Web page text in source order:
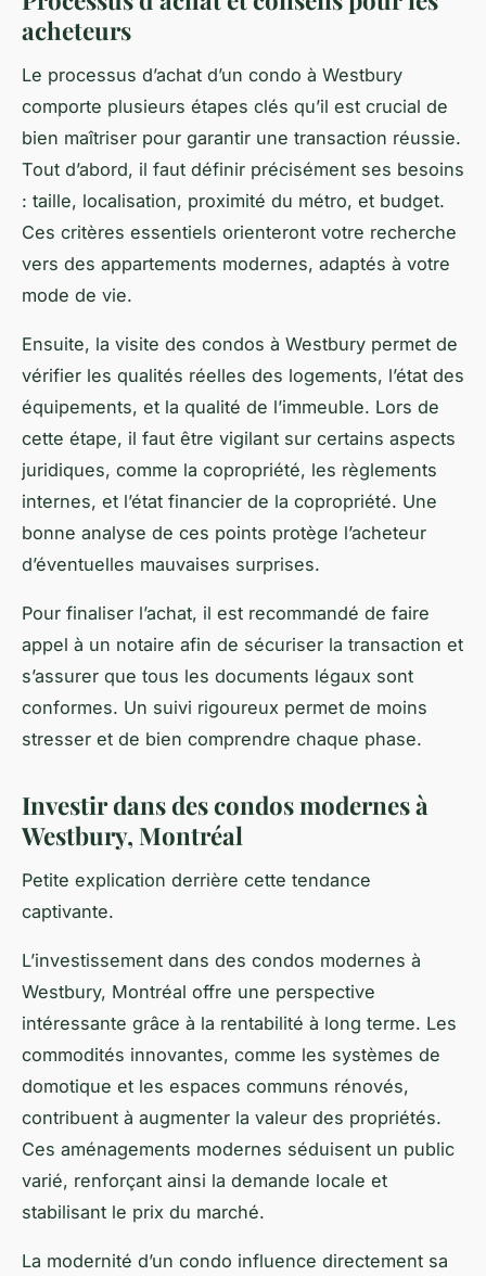
acheteurs
Le processus d’achat d’un condo à Westbury
comporte plusieurs étapes clés qu’il est crucial de
bien maîtriser pour garantir une transaction réussie.
Tout d’abord, il faut définir précisément ses besoins
: taille, localisation, proximité du métro, et budget.
Ces critères essentiels orienteront votre recherche
vers des appartements modernes, adaptés à votre
mode de vie.
Ensuite, la visite des condos à Westbury permet de
vérifier les qualités réelles des logements, l’état des
équipements, et la qualité de l’immeuble. Lors de
cette étape, il faut être vigilant sur certains aspects
juridiques, comme la copropriété, les règlements
internes, et l’état financier de la copropriété. Une
bonne analyse de ces points protège l’acheteur
d’éventuelles mauvaises surprises.
Pour finaliser l’achat, il est recommandé de faire
appel à un notaire afin de sécuriser la transaction et
s’assurer que tous les documents légaux sont
conformes. Un suivi rigoureux permet de moins
stresser et de bien comprendre chaque phase.
Investir dans des condos modernes à
Westbury, Montréal
Petite explication derrière cette tendance
captivante.
L’investissement dans des condos modernes à
Westbury, Montréal offre une perspective
intéressante grâce à la rentabilité à long terme. Les
commodités innovantes, comme les systèmes de
domotique et les espaces communs rénovés,
contribuent à augmenter la valeur des propriétés.
Ces aménagements modernes séduisent un public
varié, renforçant ainsi la demande locale et
stabilisant le prix du marché.
La modernité d’un condo influence directement sa